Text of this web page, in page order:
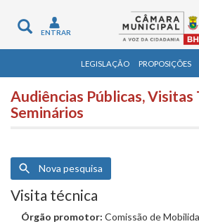
Toggle
navigation
ENTRAR
LEGISLAÇÃO PROPOSIÇÕES
Audiências Públicas, Visitas
Seminários
Nova pesquisa
Visita técnica
Órgão promotor: Comissão de